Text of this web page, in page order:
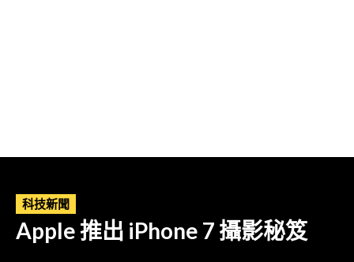
科技新聞
Apple 推出 iPhone 7 攝影秘笈